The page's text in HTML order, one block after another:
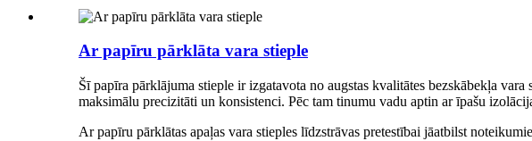
Ar papīru pārklāta vara stieple
Šī papīra pārklājuma stieple ir izgatavota no augstas kvalitātes bezskābekļa
maksimālu precizitāti un konsistenci. Pēc tam tinumu vadu aptin ar īpašu
Ar papīru pārklātas apaļas vara stieples līdzstrāvas pretestībai jāatbilst